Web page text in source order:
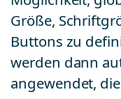
Größe,
Buttons zu
werden dann
angewendet,